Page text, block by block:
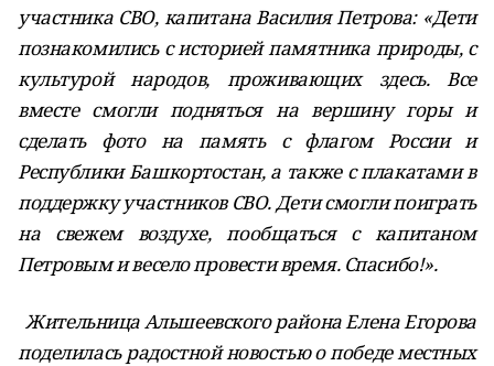
участника СВО, капитана Василия Петрова: «Дети
познакомились с историей памятника природы, с
культурой народов, проживающих здесь. Все
вместе смогли подняться на вершину горы и
сделать фото на память с флагом России и
Республики Башкортостан, а также с плакатами в
поддержку участников СВО. Дети смогли поиграть
на свежем воздухе, пообщаться с капитаном
Петровым и весело провести время. Спасибо!».
Жительница Альшеевского района Елена Егорова
поделилась радостной новостью о победе местных